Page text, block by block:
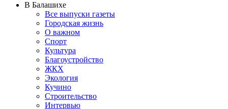
В Балашихе
Все выпуски газеты
Городская жизнь
О важном
Спорт
Культура
Благоустройство
ЖКХ
Экология
Кучино
Строительство
Интервью